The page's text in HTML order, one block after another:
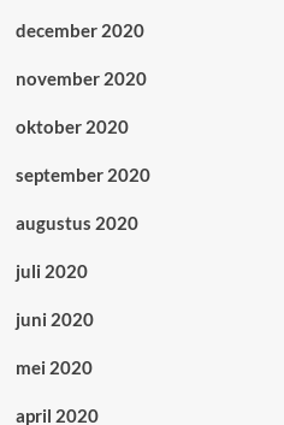
december 2020
november 2020
oktober 2020
september 2020
augustus 2020
juli 2020
juni 2020
mei 2020
april 2020